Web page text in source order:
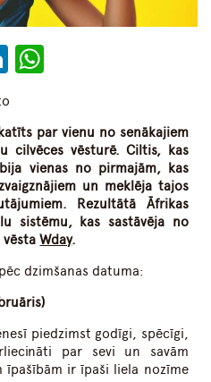
LinkedIn
par vienu no senākajiem
cilvēces vēsturē. Ciltis, kas
vienas no pirmajām, kas
un meklēja tajos
Rezultātā Āfrikas
sistēmu, kas sastāvēja no
vēstaWday.
dzimšanas datuma:
piedzimst godīgi, spēcīgi,
par sevi un savām
īpašībām ir īpaši liela nozīme